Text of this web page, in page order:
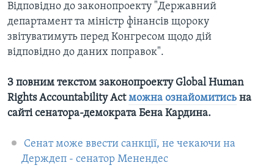
Відповідно до законопроекту "Державний
департамент та міністр фінансів щороку
звітуватимуть перед Конгресом щодо дій
відповідно до даних поправок".
З повним текстом законопроекту Global Human
Rights Accountability Actможна ознайомитись на
сайті сенатора-демократа Бена Кардина.
Сенат може ввести санкції, не чекаючи на
Держдеп - сенатор Менендес